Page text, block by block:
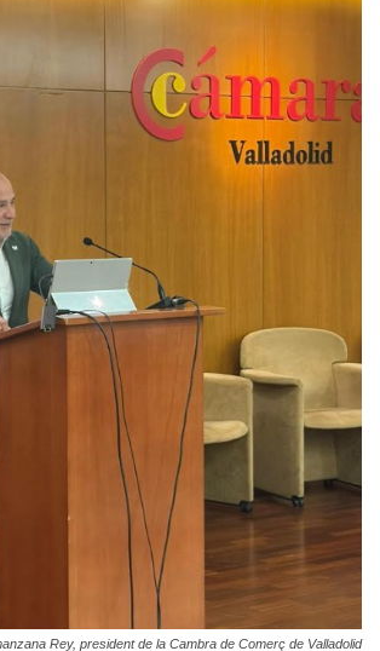
Rey, president de la Cambra de Comerç de Valladolid